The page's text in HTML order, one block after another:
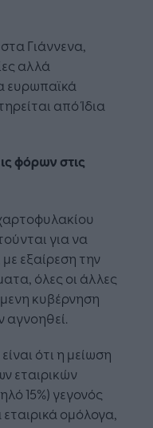
Γιάννενα,
αλλά
ευρωπαϊκά
από Ίδια
φόρων στις
για να
με εξαίρεση την
όλες οι άλλες
κυβέρνηση
αγνοηθεί.
ότι η μείωση
εταιρικών
15%) γεγονός
ομόλογα,